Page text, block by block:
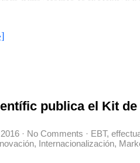
publica el Kit
· No Comments · EBT,
, Internacionalización,